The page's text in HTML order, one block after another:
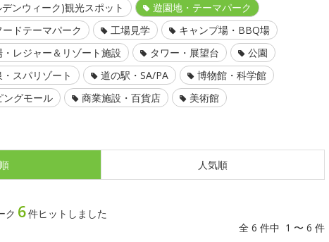
ンウィーク)観光スポット
遊園地・テーマパーク
ードテーマパーク 工場見学
キャンプ場・BBQ場
・レジャー＆リゾート施設 タワー・展望台
公園
スパリゾート 道の駅・SA/PA
博物館・科学館
ングモール
商業施設・百貨店 美術館
人気順
ク 6件ヒットしました
全 6 件中 1 〜 6 件